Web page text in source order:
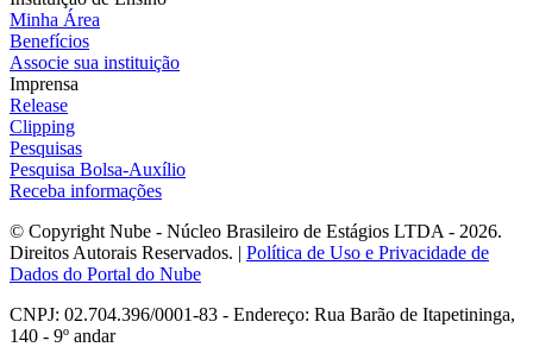
Minha Área
Benefícios
Associe sua instituição
Imprensa
Release
Clipping
Pesquisas
Pesquisa Bolsa-Auxílio
Receba informações
© Copyright Nube - Núcleo Brasileiro de Estágios LTDA - 2026.
Direitos Autorais Reservados. | Política de Uso e Privacidade de
Dados do Portal do Nube
CNPJ: 02.704.396/0001-83 - Endereço: Rua Barão de Itapetininga,
140 - 9º andar